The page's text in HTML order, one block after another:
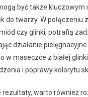
być także kluczowym
do twarzy. W połączeniu
czy glinki, potrafią
działanie
w maseczce z białej
i poprawy kolorytu
warto również